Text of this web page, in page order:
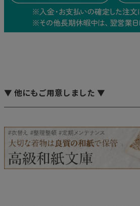
▼ 他にもご用意しました ▼